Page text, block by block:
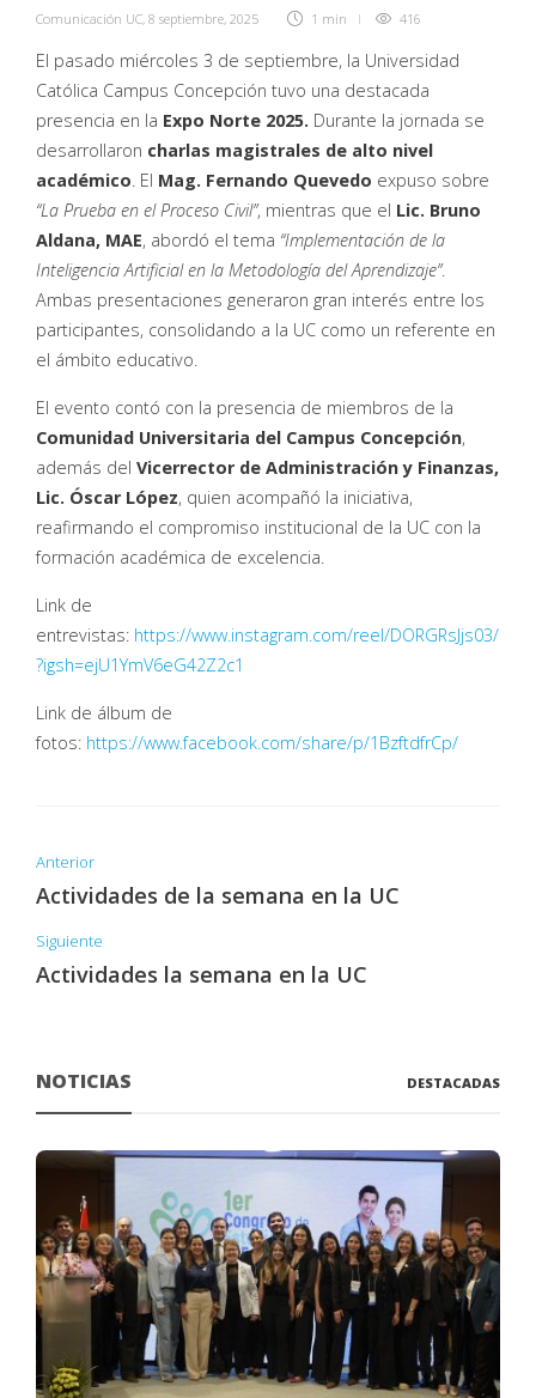
Comunicación UC, 8 septiembre, 2025 1 min 416
El pasado miércoles 3 de septiembre, la Universidad
Católica Campus Concepción tuvo una destacada
presencia en la Expo Norte 2025. Durante la jornada se
desarrollaron charlas magistrales de alto nivel
académico. El Mag. Fernando Quevedo expuso sobre
“La Prueba en el Proceso Civil”, mientras que el Lic. Bruno
Aldana, MAE, abordó el tema “Implementación de la
Inteligencia Artificial en la Metodología del Aprendizaje”.
Ambas presentaciones generaron gran interés entre los
participantes, consolidando a la UC como un referente en
el ámbito educativo.
El evento contó con la presencia de miembros de la
Comunidad Universitaria del Campus Concepción,
además del Vicerrector de Administración y Finanzas,
Lic. Óscar López, quien acompañó la iniciativa,
reafirmando el compromiso institucional de la UC con la
formación académica de excelencia.
Link de
entrevistas: https://www.instagram.com/reel/DORGRsJjs03/
?igsh=ejU1YmV6eG42Z2c1
Link de álbum de
fotos: https://www.facebook.com/share/p/1BzftdfrCp/
Anterior
Actividades de la semana en la UC
Siguiente
Actividades la semana en la UC
NOTICIAS DESTACADAS